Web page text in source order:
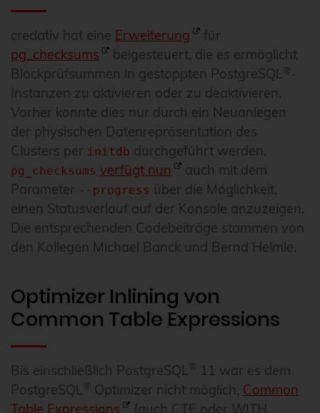
credativ hat eine Erweiterung
für
pg_checksums
beigesteuert, die es ermöglicht
Blockprüfsummen in gestoppten PostgreSQL ® -
Instanzen zu aktivieren oder zu deaktivieren.
Vorher konnte dies nur durch ein Neuanlegen
der physischen Datenrepräsentation des
Clusters per initdb durchgeführt werden.
pg_checksums verfügt nun
auch mit dem
Parameter --progress über die Möglichkeit,
einen Statusverlauf auf der Konsole anzuzeigen.
Die entsprechenden Codebeiträge stammen von
den Kollegen Michael Banck und Bernd Helmle.
Optimizer Inlining von
Common Table Expressions
Bis einschließlich PostgreSQL ® 11 war es dem
PostgreSQL ® Optimizer nicht möglich, Common
Table Expressions
(auch CTE oder WITH